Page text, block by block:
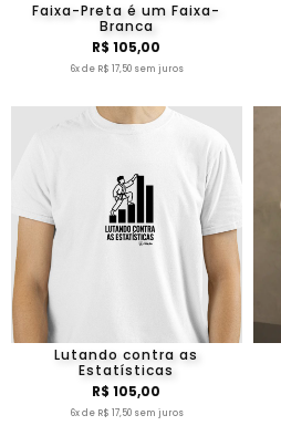
Faixa-Preta é um Faixa-
Branca
R$ 105,00
6x de R$ 17,50 sem juros
Lutando contra as
Estatísticas
R$ 105,00
6x de R$ 17,50 sem juros